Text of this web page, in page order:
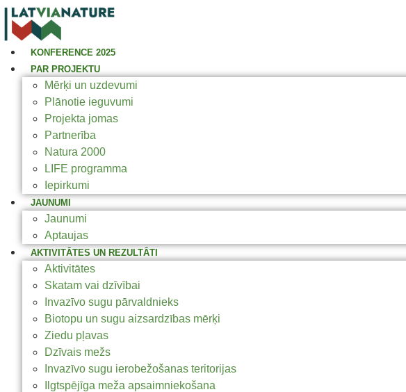
KONFERENCE 2025
PAR PROJEKTU
Mērķi un uzdevumi
Plānotie ieguvumi
Projekta jomas
Partnerība
Natura 2000
LIFE programma
Iepirkumi
JAUNUMI
Jaunumi
Aptaujas
AKTIVITĀTES UN REZULTĀTI
Aktivitātes
Skatam vai dzīvībai
Invazīvo sugu pārvaldnieks
Biotopu un sugu aizsardzības mērķi
Ziedu pļavas
Dzīvais mežs
Invazīvo sugu ierobežošanas teritorijas
Ilgtspējīga meža apsaimniekošana